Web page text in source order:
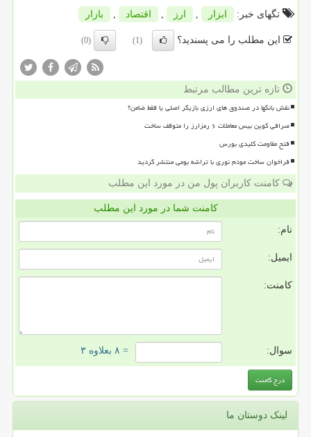
تگهای خبر:
ابزار , ارز , اقتصاد , بازار
این مطلب را می پسندید؟ (1)
(0)
تازه ترین مطالب مرتبط
نقش بانکها در صندوق های ارزی بازیگر اصلی یا فقط ضامن؟
صرافی کوین بیس معاملات ۶ رمزارز را متوقف ساخت
فتح مقاومت کلیدی بورس
فراخوان ساخت مودم نوری با تراشه بومی منتشر گردید
کامنت کاربران پول من در مورد این مطلب
کامنت شما در مورد این مطلب
نام:
ایمیل:
کامنت:
سوال: = ۸ بعلاوه ۳
لینک دوستان ما